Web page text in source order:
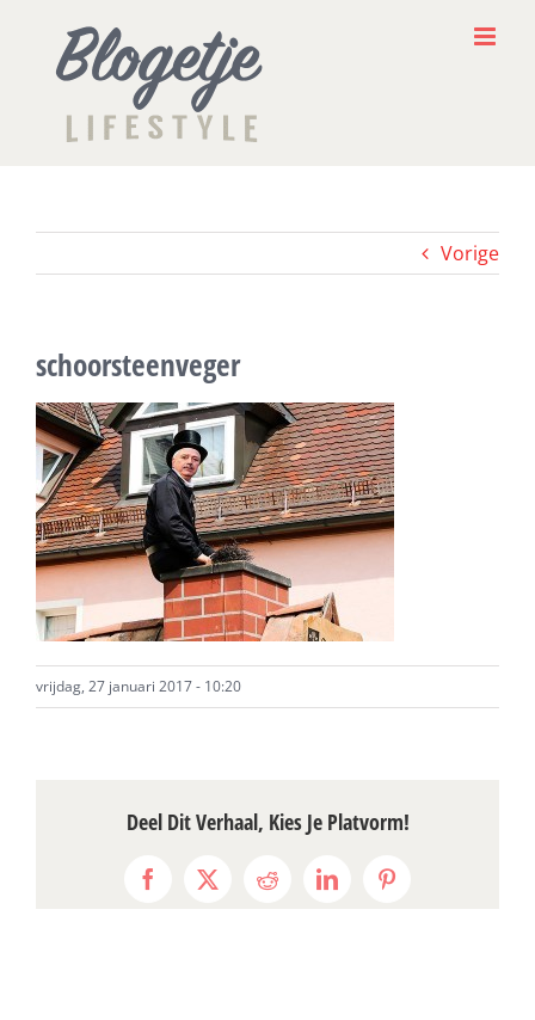
Vorige
schoorsteenveger
vrijdag, 27 januari 2017 - 10:20
Deel Dit Verhaal, Kies Je Platvorm!
Facebook
X RedditLinkedInPinterest